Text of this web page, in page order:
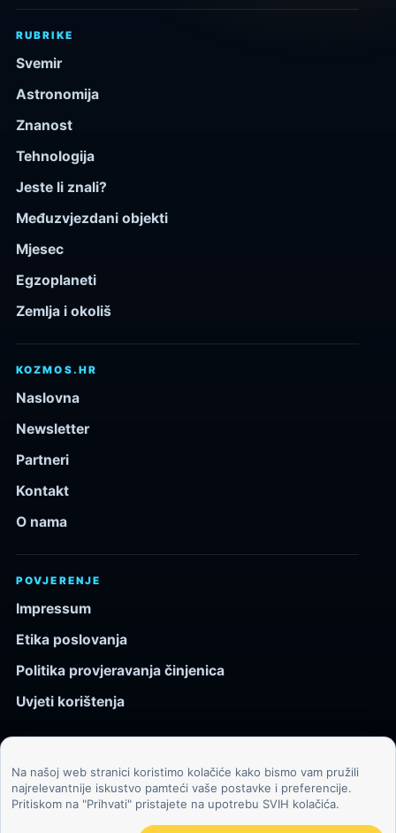
RUBRIKE
Svemir
Astronomija
Znanost
Tehnologija
Jeste li znali?
Međuzvjezdani objekti
Mjesec
Egzoplaneti
Zemlja i okoliš
KOZMOS.HR
Naslovna
Newsletter
Partneri
Kontakt
O nama
POVJERENJE
Impressum
Etika poslovanja
Politika provjeravanja činjenica
Uvjeti korištenja
© 2026 Kozmos.hr. Sva prava pridržana.
Svemir, znanost, tehnologija i velike ideje za znatiželjne
čitatelje.
Na našoj web stranici koristimo kolačiće kako bismo vam pružili
najrelevantnije iskustvo pamteći vaše postavke i preferencije.
Pritiskom na "Prihvati" pristajete na upotrebu SVIH kolačića.